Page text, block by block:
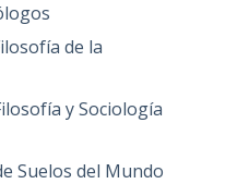
de la
y Sociología
Suelos del Mundo